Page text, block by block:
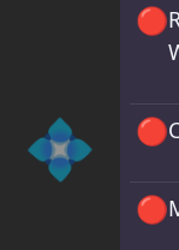
💠
🔴
🔴
🔴